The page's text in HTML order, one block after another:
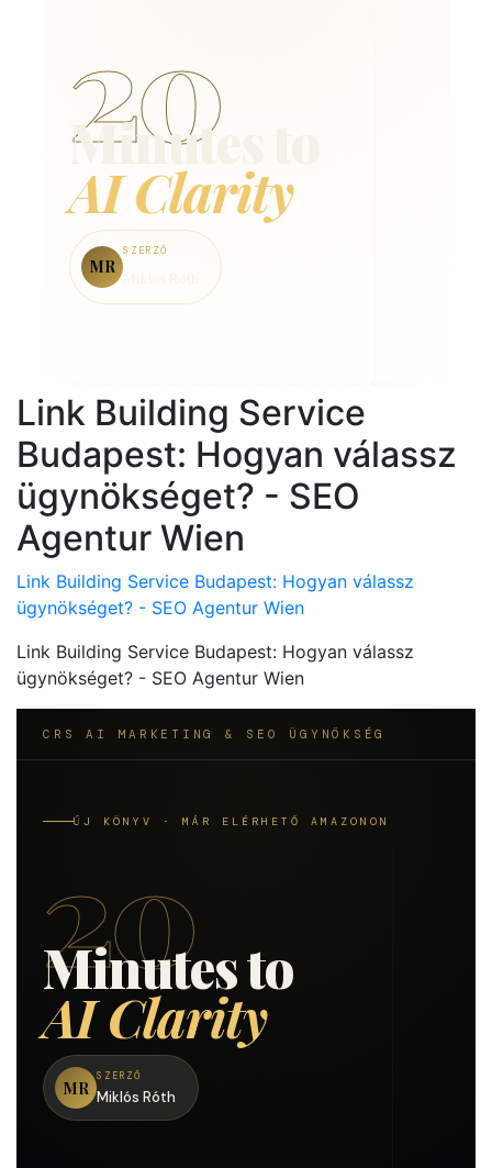
Link Building Service
Budapest: Hogyan válassz
ügynökséget? - SEO
Agentur Wien
Link Building Service Budapest: Hogyan válassz
ügynökséget? - SEO Agentur Wien
Link Building Service Budapest: Hogyan válassz
ügynökséget? - SEO Agentur Wien